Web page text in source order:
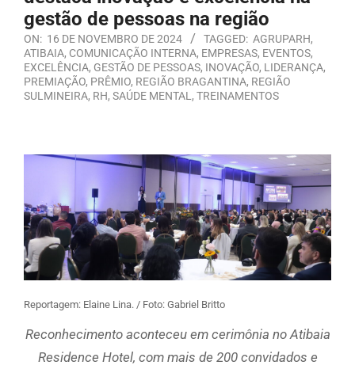
gestão de pessoas na região
ON: 16 DE NOVEMBRO DE 2024 TAGGED: AGRUPARH,
ATIBAIA, COMUNICAÇÃO INTERNA, EMPRESAS, EVENTOS,
EXCELÊNCIA, GESTÃO DE PESSOAS, INOVAÇÃO, LIDERANÇA,
PREMIAÇÃO, PRÊMIO, REGIÃO BRAGANTINA, REGIÃO
SULMINEIRA, RH, SAÚDE MENTAL , TREINAMENTOS
Reportagem: Elaine Lina. / Foto: Gabriel Britto
Reconhecimento aconteceu em cerimônia no Atibaia
Residence Hotel, com mais de 200 convidados e